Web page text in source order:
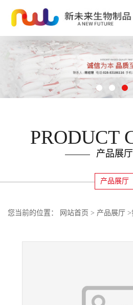
PRODUCT
产品展厅
产品展厅
您当前的位置： 网站首页 > 产品展厅 >